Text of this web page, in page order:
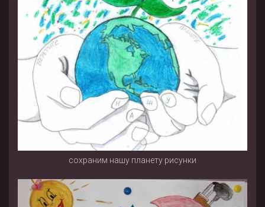
сохраним нашу планету рисунки